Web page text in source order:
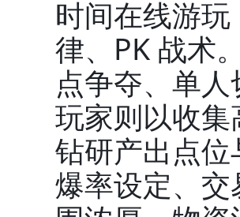
时间在线游
律、PK 战术
点争夺、单
玩家则以收
钻研产出点
爆率设定、